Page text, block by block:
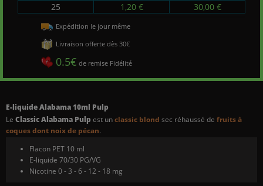
E-liquide Alabama 10ml Pulp
Le Classic Alabama Pulp est unclassic blond sec réhaussé de fruits à
coques dont noix de pécan.
Flacon PET 10 ml
E-liquide 70/30 PG/VG
Nicotine 0 - 3 - 6 - 12 - 18 mg
25
1,20 € 30,00 €
Expédition le jour même
Livraison offerte dès 30€
0.5€ de remise Fidélité